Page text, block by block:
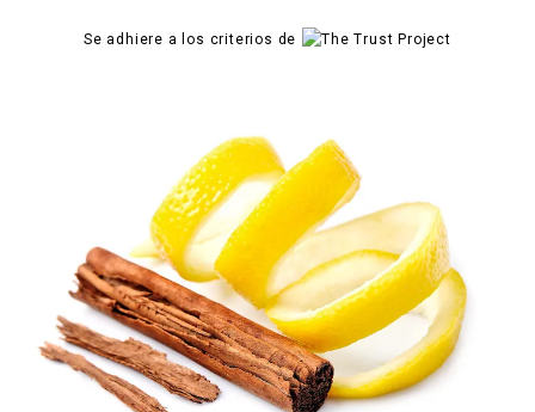
Se adhiere a los criterios de